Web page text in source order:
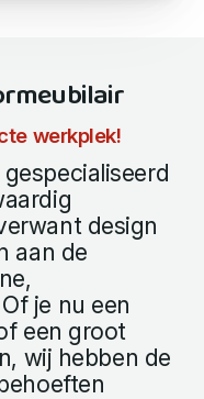
werkplek!
design
aan de
je nu een
een groot
wij hebben de